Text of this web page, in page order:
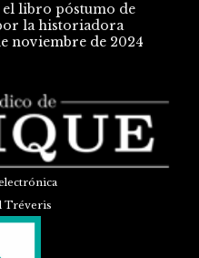
el libro póstumo de
la historiadora
noviembre de 2024
Tréveris